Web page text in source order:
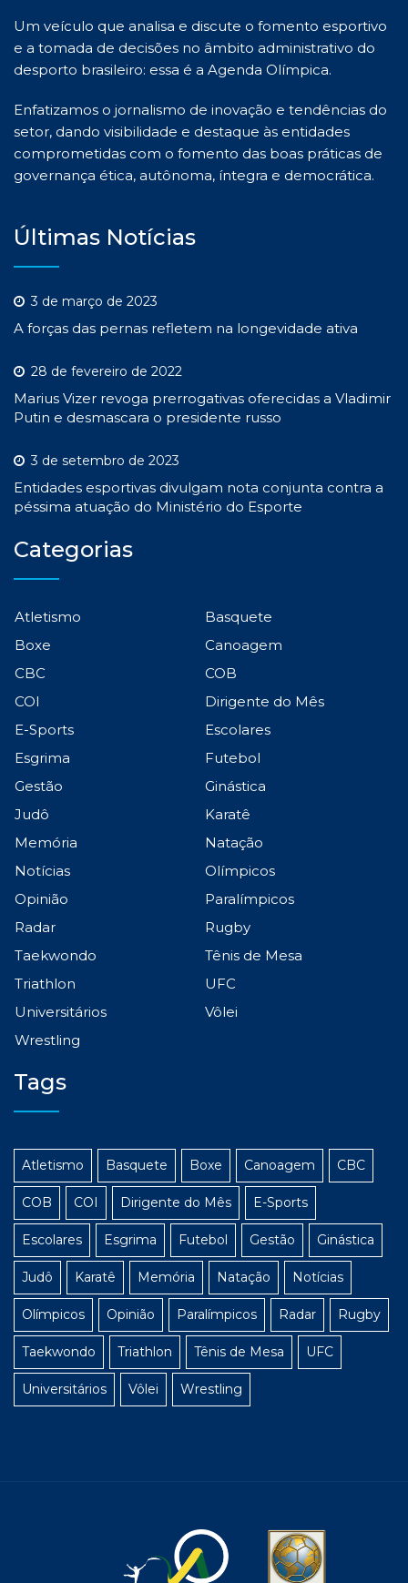
Um veículo que analisa e discute o fomento esportivo
e a tomada de decisões no âmbito administrativo do
desporto brasileiro: essa é a Agenda Olímpica.
Enfatizamos o jornalismo de inovação e tendências do
setor, dando visibilidade e destaque às entidades
comprometidas com o fomento das boas práticas de
governança ética, autônoma, íntegra e democrática.
Últimas Notícias
3 de março de 2023
A forças das pernas refletem na longevidade ativa
28 de fevereiro de 2022
Marius Vizer revoga prerrogativas oferecidas a Vladimir
Putin e desmascara o presidente russo
3 de setembro de 2023
Entidades esportivas divulgam nota conjunta contra a
péssima atuação do Ministério do Esporte
Categorias
Atletismo
Basquete
Boxe
Canoagem
CBC
COB
COI
Dirigente do Mês
E-Sports
Escolares
Esgrima
Futebol
Gestão
Ginástica
Judô
Karatê
Memória
Natação
Notícias
Olímpicos
Opinião
Paralímpicos
Radar
Rugby
Taekwondo
Tênis de Mesa
Triathlon
UFC
Universitários
Vôlei
Wrestling
Tags
Atletismo Basquete Boxe Canoagem CBC
COB COI Dirigente do Mês E-Sports
Escolares Esgrima Futebol Gestão Ginástica
Judô Karatê Memória Natação Notícias
Olímpicos Opinião Paralímpicos Radar Rugby
Taekwondo Triathlon Tênis de Mesa UFC
Universitários Vôlei Wrestling